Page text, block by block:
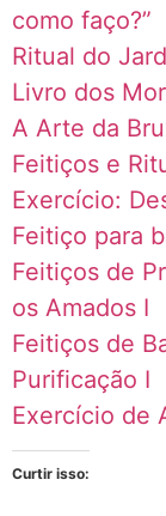
como faço?”
Ritual do
Livro dos
A Arte da
Feitiços e
Exercício:
Feitiço para
Feitiços de
os Amados I
Feitiços de
Purificação I
Exercício de
Curtir isso: